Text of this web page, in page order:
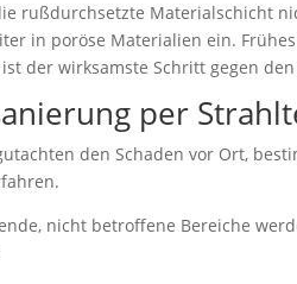
rußdurchsetzte Materialschicht
in poröse Materialien ein.
der wirksamste Schritt gegen den
per
den Schaden vor Ort,
nicht betroffene Bereiche